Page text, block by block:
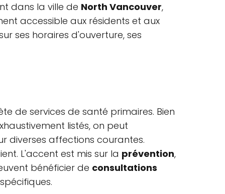
dans la ville de North Vancouver,
accessible aux résidents et aux
ses horaires d'ouverture, ses
de services de santé primaires. Bien
listés, on peut
diverses affections courantes.
L'accent est mis sur la prévention,
bénéficier de consultations